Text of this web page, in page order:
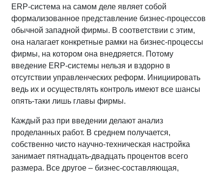
ERP-система на самом деле являет собой
формализованное представление бизнес-процессов
обычной западной фирмы. В соответствии с этим,
она налагает конкретные рамки на бизнес-процессы
фирмы, на котором она внедряется. Потому
введение ERP-системы нельзя и вздорно в
отсутствии управленческих реформ. Инициировать
ведь их и осуществлять контроль имеют все шансы
опять-таки лишь главы фирмы.
Каждый раз при введении делают анализ
проделанных работ. В среднем получается,
собственно чисто научно-техническая настройка
занимает пятнадцать-двадцать процентов всего
размера. Все другое – бизнес-составляющая,